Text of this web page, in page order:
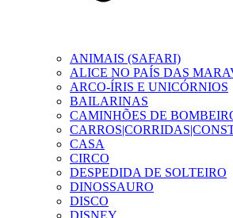
ANIMAIS (SAFARI)
ALICE NO PAÍS DAS
ARCO-ÍRIS E UNICÓRNIOS
BAILARINAS
CAMINHÕES DE
CASA
CIRCO
DESPEDIDA DE SOLTEIRO
DINOSSAURO
DISCO
DISNEY